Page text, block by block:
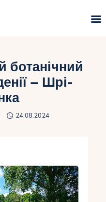
ботанічний
– Шрі-
24.08.2024